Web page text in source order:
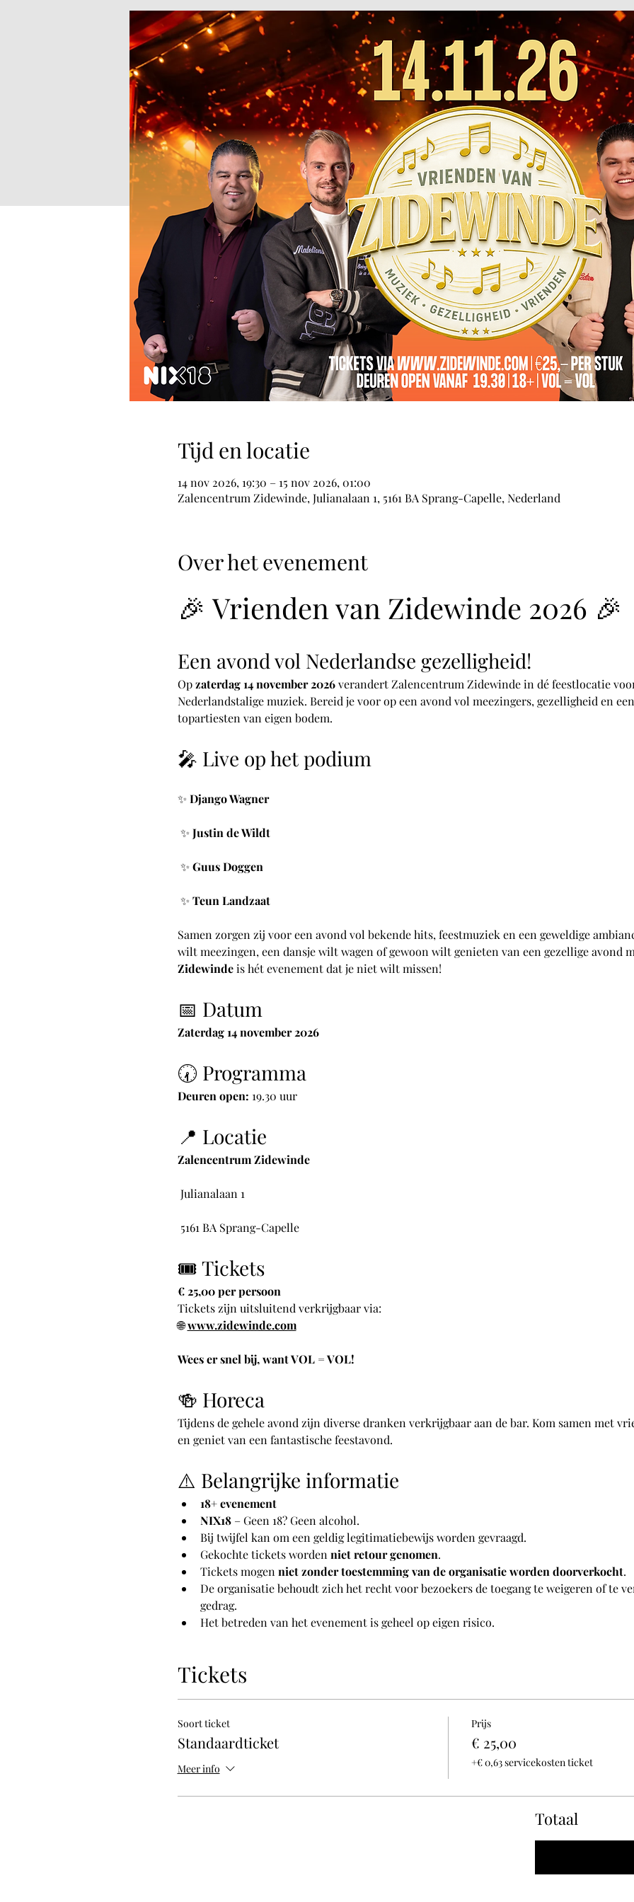
Tijd en locatie
14 nov 2026, 19:30 – 15 nov 2026, 01:00
Zalencentrum Zidewinde, Julianalaan 1, 5161 BA Sprang-Capelle, Nederland
Over het evenement
🎉 Vrienden van Zidewinde 2026 🎉
Een avond vol Nederlandse gezelligheid!
Op zaterdag 14 november 2026 verandert Zalencentrum Zidewinde in dé feestlocatie
Nederlandstalige muziek. Bereid je voor op een avond vol meezingers, gezelligheid en
topartiesten van eigen bodem.
🎤 Live op het podium
✨ Django Wagner
✨ Justin de Wildt
✨ Guus Doggen
✨ Teun Landzaat
Samen zorgen zij voor een avond vol bekende hits, feestmuziek en een geweldige
wilt meezingen, een dansje wilt wagen of gewoon wilt genieten van een gezellige avond
Zidewinde is hét evenement dat je niet wilt missen!
📅 Datum
Zaterdag 14 november 2026
🕢 Programma
Deuren open: 19.30 uur
📍 Locatie
Zalencentrum Zidewinde
Julianalaan 1
5161 BA Sprang-Capelle
🎟️ Tickets
€ 25,00 per persoon
Tickets zijn uitsluitend verkrijgbaar via:
🌐 www.zidewinde.com
Wees er snel bij, want VOL = VOL!
🍻 Horeca
Tijdens de gehele avond zijn diverse dranken verkrijgbaar aan de bar. Kom samen met
en geniet van een fantastische feestavond.
⚠️ Belangrijke informatie
18+ evenement
NIX18 – Geen 18? Geen alcohol.
Bij twijfel kan om een geldig legitimatiebewijs worden gevraagd.
Gekochte tickets worden niet retour genomen.
Tickets mogen niet zonder toestemming van de organisatie worden doorverkocht.
De organisatie behoudt zich het recht voor bezoekers de toegang te weigeren of te
gedrag.
Het betreden van het evenement is geheel op eigen risico.
Tickets
Soort ticket
Standaardticket
Meer info
Prijs
€ 25,00
+€ 0,63 servicekosten ticket
Totaal